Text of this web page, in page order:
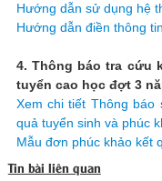
Hướng dẫn sử dụng hệ
Hướng dẫn điền thông
4. Thông báo tra cứu
tuyển cao học đợt 3
Xem chi tiết Thông báo
quả tuyển sinh và phúc
Mẫu đơn phúc khảo kết
Tin bài liên quan